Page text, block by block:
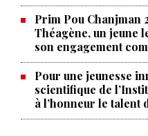
Prim Pou Chanjman
Théagène, un jeune
son engagement
Pour une jeunesse
scientifique de
à l’honneur le talent
Produire le